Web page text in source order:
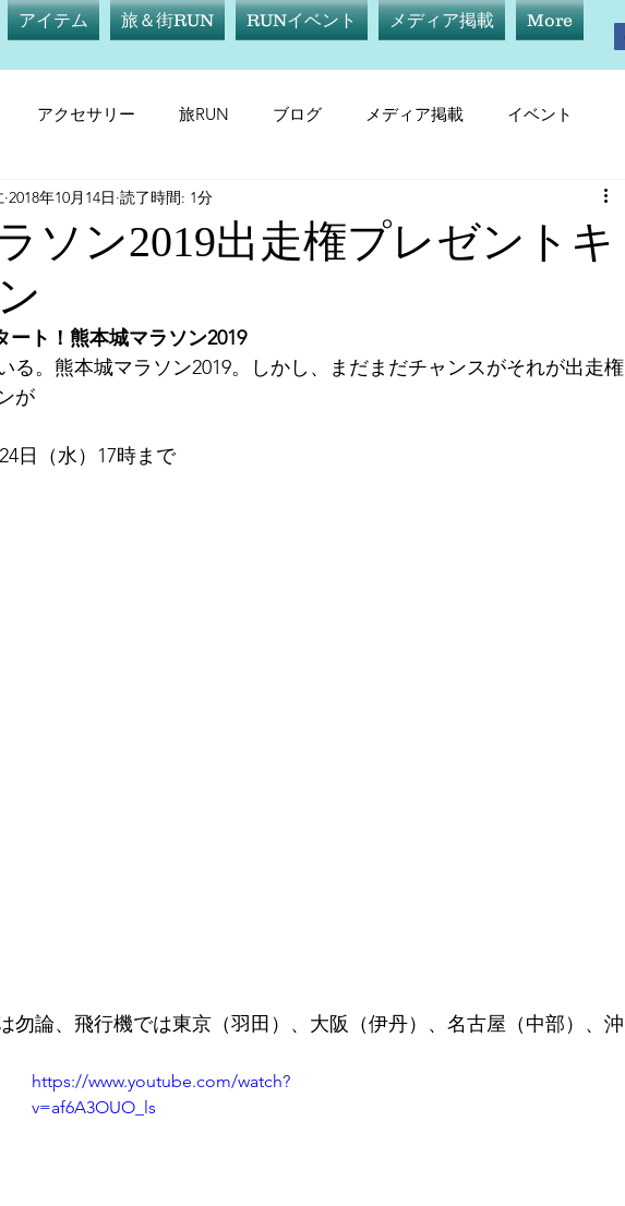
アイテム 旅＆街RUN RUNイベント メディア掲載 More
アクセサリー 旅RUN ブログ メディア掲載 イベント
ム サプリメント 旅RUN
ソン2019出走権プレゼントキ
2018年10月14日 読了時間: 1分
ート！熊本城マラソン2019
る。熊本城マラソン2019。しかし、まだまだチャンスがそれが出走権
が
日（水）17時まで
勿論、飛行機では東京（羽田）、大阪（伊丹）、名古屋（中部）、沖
https://www.youtube.com/watch?
v=af6A3OUO_ls